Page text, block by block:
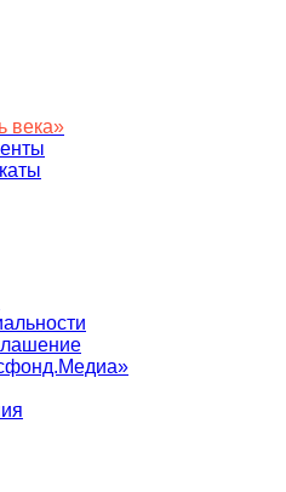
века»